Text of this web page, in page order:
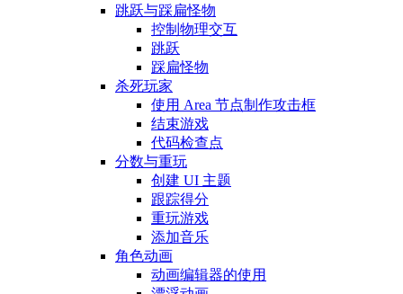
跳跃与踩扁怪物
控制物理交互
跳跃
踩扁怪物
杀死玩家
使用 Area 节点制作攻击框
结束游戏
代码检查点
分数与重玩
创建 UI 主题
跟踪得分
重玩游戏
添加音乐
角色动画
动画编辑器的使用